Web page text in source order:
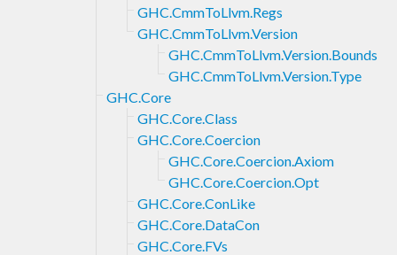
GHC.CmmToLlvm.Regs
GHC.CmmToLlvm.Version
GHC.CmmToLlvm.Version.Bounds
GHC.CmmToLlvm.Version.Type
GHC.Core
GHC.Core.Class
GHC.Core.Coercion
GHC.Core.Coercion.Axiom
GHC.Core.Coercion.Opt
GHC.Core.ConLike
GHC.Core.DataCon
GHC.Core.FVs